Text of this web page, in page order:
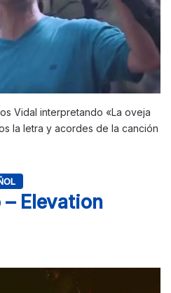
Vidal interpretando «La oveja
la letra y acordes de la canción
– Elevation